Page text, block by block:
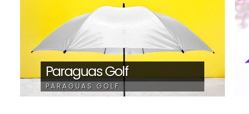
Paraguas Golf
PARAGUAS GOLF